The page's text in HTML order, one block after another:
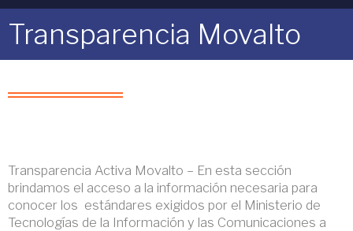
Transparencia Movalto
Transparencia Activa Movalto – En esta sección
brindamos el acceso a la información necesaria para
conocer los estándares exigidos por el Ministerio de
Tecnologías de la Información y las Comunicaciones a